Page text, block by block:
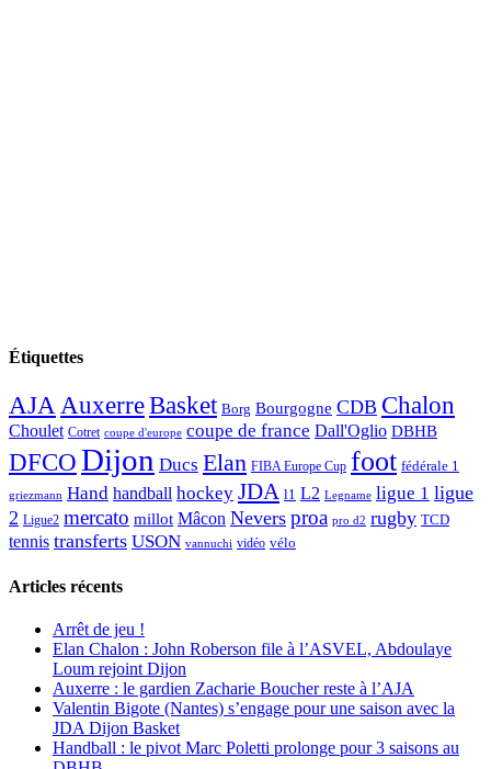
Étiquettes
AJAAuxerreBasket Borg Bourgogne CDB Chalon
Choulet Cotret coupe d'europe coupe de france Dall'Oglio DBHB
DFCODijon Ducs Elan FIBA Europe Cup foot fédérale 1
griezmann Hand handball hockey JDA l1 L2 Legname ligue 1 ligue
2 Ligue2 mercato millot Mâcon Nevers proa pro d2 rugby TCD
tennis transferts USON vannuchi vidéo vélo
Articles récents
Arrêt de jeu !
Elan Chalon : John Roberson file à l’ASVEL, Abdoulaye
Loum rejoint Dijon
Auxerre : le gardien Zacharie Boucher reste à l’AJA
Valentin Bigote (Nantes) s’engage pour une saison avec la
JDA Dijon Basket
Handball : le pivot Marc Poletti prolonge pour 3 saisons au